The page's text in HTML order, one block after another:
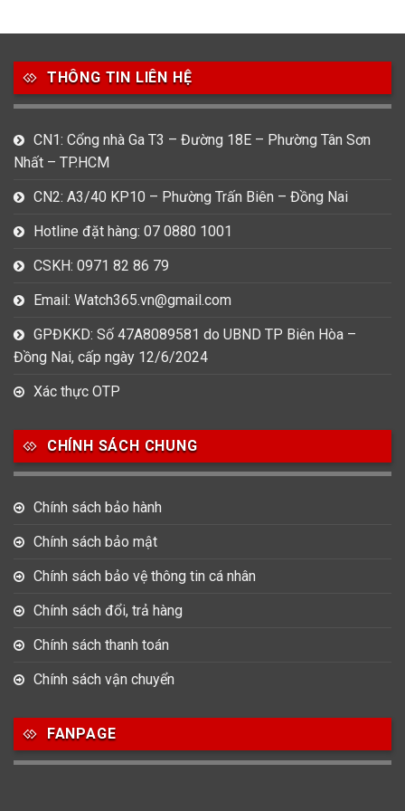
Bentley Bulova Calvin Klein
49
Carnival
80
Daniel Klein Davena Fossil
Frederique Constant
14 5
0
Mathey Tissot Maurice Lacroix
Omega Orient Raymond Weil
Salvatore Ferragamo
0
Tag Heuer
0
Thomas Earnshaw
Versace
513
Máy Cơ Máy Eco Drive Máy Pin
THÔNG TIN LIÊN HỆ
CN1: Cổng nhà Ga T3 – Đường 18E – Phường Tân Sơn
Nhất – TP.HCM
CN2: A3/40 KP10 – Phường Trấn Biên – Đồng Nai
Hotline đặt hàng: 07 0880 1001
CSKH: 0971 82 86 79
Email: Watch365.vn@gmail.com
GPĐKKD: Số 47A8089581 do UBND TP Biên Hòa –
Đồng Nai, cấp ngày 12/6/2024
Xác thực OTP
CHÍNH SÁCH CHUNG
Chính sách bảo hành
Chính sách bảo mật
Chính sách bảo vệ thông tin cá nhân
Chính sách đổi, trả hàng
Chính sách thanh toán
Chính sách vận chuyển
FANPAGE